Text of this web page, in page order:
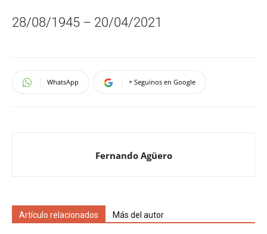
28/08/1945 – 20/04/2021
WhatsApp + Seguinos en Google
Fernando Agüero
Artículo relacionados Más del autor